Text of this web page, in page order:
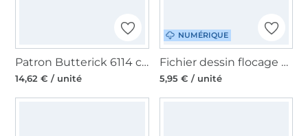
Patron Butterick 6114 costume, en français
14,62 € / unité
NUMÉRIQUE
Fichier dessin flocage Zarte Kürbisse Beemybear
5,95 € / unité